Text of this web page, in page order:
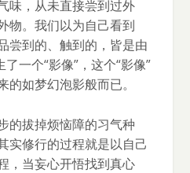
味，从未直接尝到过外
物。我们以为自己看到
尝到的、触到的，皆是由
一个“影像”，这个“影像”
如梦幻泡影般而已。
的拔掉烦恼障的习气种
实修行的过程就是以自己
，当妄心开悟找到真心